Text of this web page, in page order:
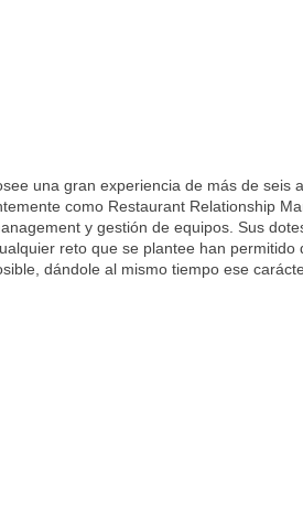
una gran experiencia de más de seis
como Restaurant Relationship
y gestión de equipos. Sus
reto que se plantee han
dándole al mismo tiempo ese